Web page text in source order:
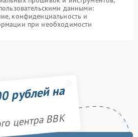
данными:
конфиденциальность и
при необходимости
рублей на
центра BBK